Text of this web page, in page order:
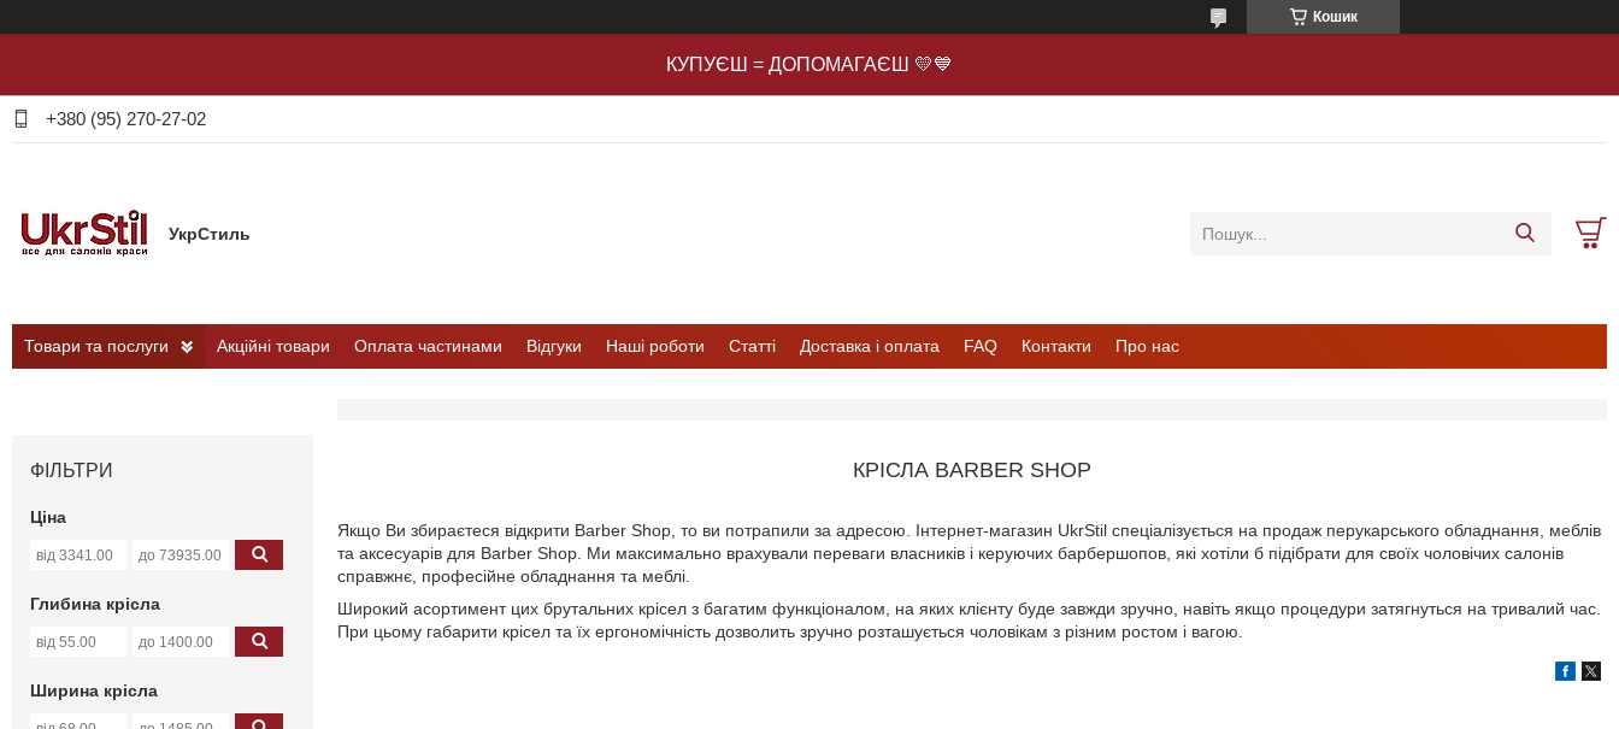
Кошик
КУПУЄШ = ДОПОМАГАЄШ 💛💙
+380 (95) 270-27-02
УкрСтиль
Товари та послуги Акційні товари Оплата частинами Відгуки Наші роботи Статті Доставка і оплата FAQ Контакти Про нас
КРІСЛА BARBER SHOP
Якщо Ви збираєтеся відкрити Barber Shop, то ви потрапили за адресою. Інтернет-магазин UkrStil спеціалізується на продаж перукарського обладнання, меблів
та аксесуарів для Barber Shop. Ми максимально врахували переваги власників і керуючих барбершопов, які хотіли б підібрати для своїх чоловічих салонів
справжнє, професійне обладнання та меблі.
Широкий асортимент цих брутальних крісел з багатим функціоналом, на яких клієнту буде завжди зручно, навіть якщо процедури затягнуться на тривалий час.
При цьому габарити крісел та їх ергономічність дозволить зручно розташується чоловікам з різним ростом і вагою.
ФІЛЬТРИ
Ціна
Глибина крісла
Ширина крісла